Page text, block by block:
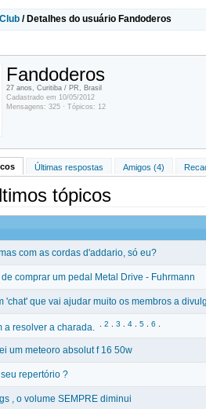
/ Detalhes do usuário Fandoderos
Fandoderos
27 anos, Curitiba / PR, Brasil
Cadastrado em 10/05/2012
Mensagens: 325 · Tópicos: 12
Últimas respostas Amigos (4)
tópicos
com as cordas d'addario, só eu?
comprar um pedal Metal Drive - Fuhrmann
'chat' que vai ajudar muito os membros a
a resolver a charada. 2 3 4 5 6
um meteoro absolut f 16 50w
repertório ?
, o volume SEMPRE diminui